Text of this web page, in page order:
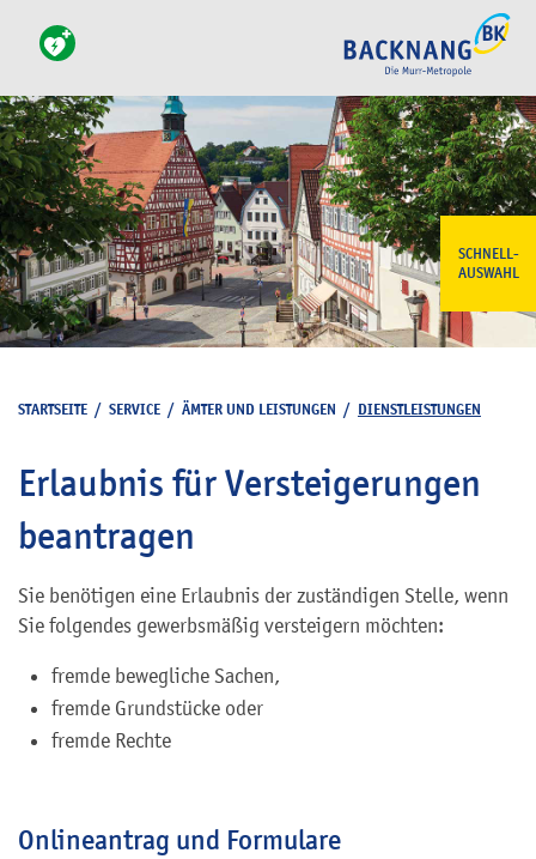
SCHNELL-
AUSWAHL
STARTSEITE / SERVICE / ÄMTER UND LEISTUNGEN / DIENSTLEISTUNGEN
Erlaubnis für Versteigerungen
beantragen
Sie benötigen eine Erlaubnis der zuständigen Stelle, wenn
Sie folgendes gewerbsmäßig versteigern möchten:
fremde bewegliche Sachen,
fremde Grundstücke oder
fremde Rechte
Onlineantrag und Formulare